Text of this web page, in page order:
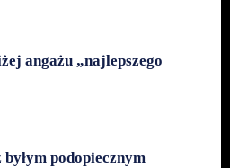
angażu „najlepszego
podopiecznym